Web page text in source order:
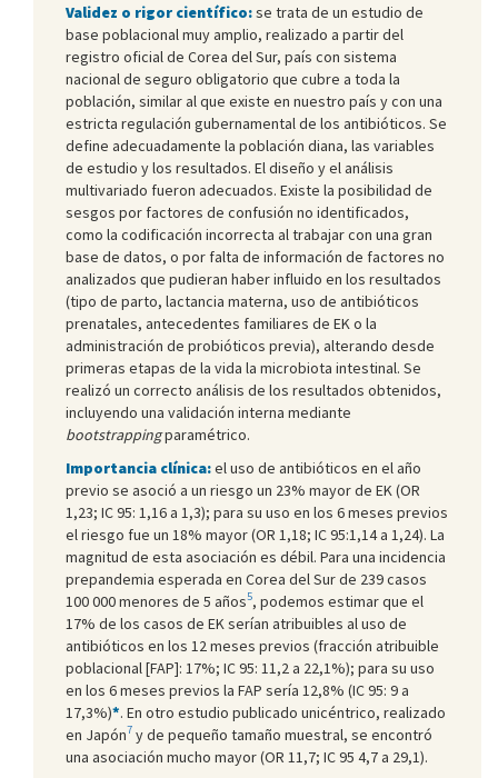
Validez o rigor científico:se trata de un estudio de
base poblacional muy amplio, realizado a partir del
registro oficial de Corea del Sur, país con sistema
nacional de seguro obligatorio que cubre a toda la
población, similar al que existe en nuestro país y con una
estricta regulación gubernamental de los antibióticos. Se
define adecuadamente la población diana, las variables
de estudio y los resultados. El diseño y el análisis
multivariado fueron adecuados. Existe la posibilidad de
sesgos por factores de confusión no identificados,
como la codificación incorrecta al trabajar con una gran
base de datos, o por falta de información de factores no
analizados que pudieran haber influido en los resultados
(tipo de parto, lactancia materna, uso de antibióticos
prenatales, antecedentes familiares de EK o la
administración de probióticos previa), alterando desde
primeras etapas de la vida la microbiota intestinal. Se
realizó un correcto análisis de los resultados obtenidos,
incluyendo una validación interna mediante
bootstrappingparamétrico.
Importancia clínica:el uso de antibióticos en el año
previo se asoció a un riesgo un 23% mayor de EK (OR
1,23; IC 95: 1,16 a 1,3); para su uso en los 6 meses previos
el riesgo fue un 18% mayor (OR 1,18; IC 95:1,14 a 1,24). La
magnitud de esta asociación es débil. Para una incidencia
prepandemia esperada en Corea del Sur de 239 casos
100 000 menores de 5 años5, podemos estimar que el
17% de los casos de EK serían atribuibles al uso de
antibióticos en los 12 meses previos (fracción atribuible
poblacional [FAP]: 17%; IC 95: 11,2 a 22,1%); para su uso
en los 6 meses previos la FAP sería 12,8% (IC 95: 9 a
17,3%)*. En otro estudio publicado unicéntrico, realizado
en Japón7 y de pequeño tamaño muestral, se encontró
una asociación mucho mayor (OR 11,7; IC 95 4,7 a 29,1).